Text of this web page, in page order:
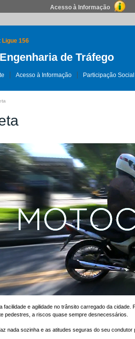
Acesso à Informação
Ligue 156
de Tráfego
Acesso à Informação Participação Social
facilidade e agilidade no trânsito carregado da
pedestres, a riscos quase sempre desnecessários.
nada sozinha e as atitudes seguras do seu condutor